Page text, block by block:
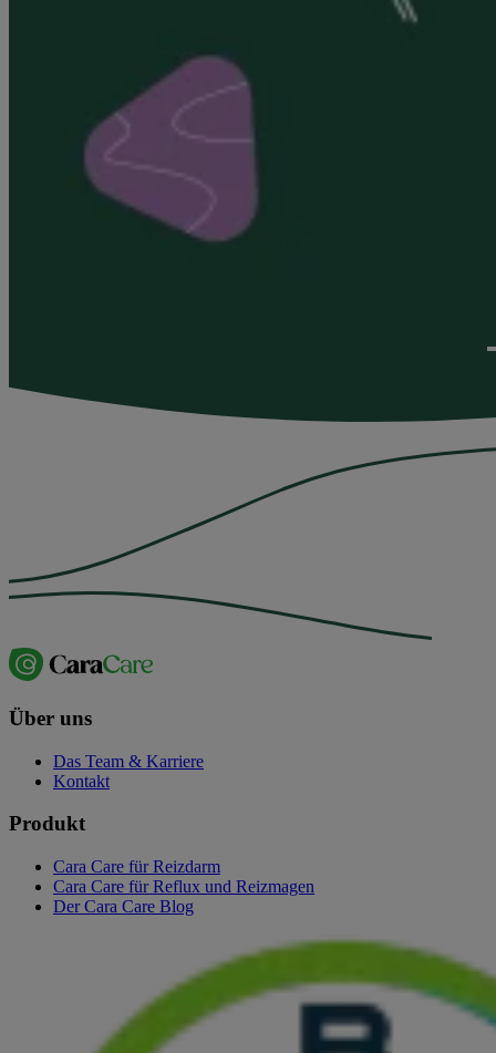
Über uns
Das Team & Karriere
Kontakt
Produkt
Cara Care für Reizdarm
Cara Care für Reflux und Reizmagen
Der Cara Care Blog